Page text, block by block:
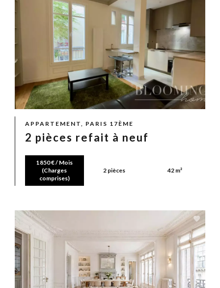
APPARTEMENT, PARIS 17ÈME
2 pièces refait à neuf
1 850 € / Mois
(Charges
comprises)
2 pièces 42 m²